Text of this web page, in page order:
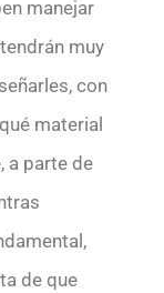
manejar
muy
con
material
a parte de
de que